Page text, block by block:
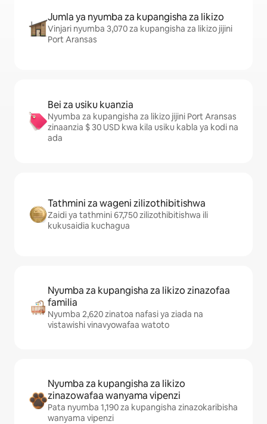
Jumla ya nyumba za kupangisha za likizo
Vinjari nyumba 3,070 za kupangisha za likizo jijini
Port Aransas
Bei za usiku kuanzia
Nyumba za kupangisha za likizo jijini Port Aransas
zinaanzia $ 30 USD kwa kila usiku kabla ya kodi na
ada
Tathmini za wageni zilizothibitishwa
Zaidi ya tathmini 67,750 zilizothibitishwa ili
kukusaidia kuchagua
Nyumba za kupangisha za likizo zinazofaa
familia
Nyumba 2,620 zinatoa nafasi ya ziada na
vistawishi vinavyowafaa watoto
Nyumba za kupangisha za likizo
zinazowafaa wanyama vipenzi
Pata nyumba 1,190 za kupangisha zinazokaribisha
wanyama vipenzi